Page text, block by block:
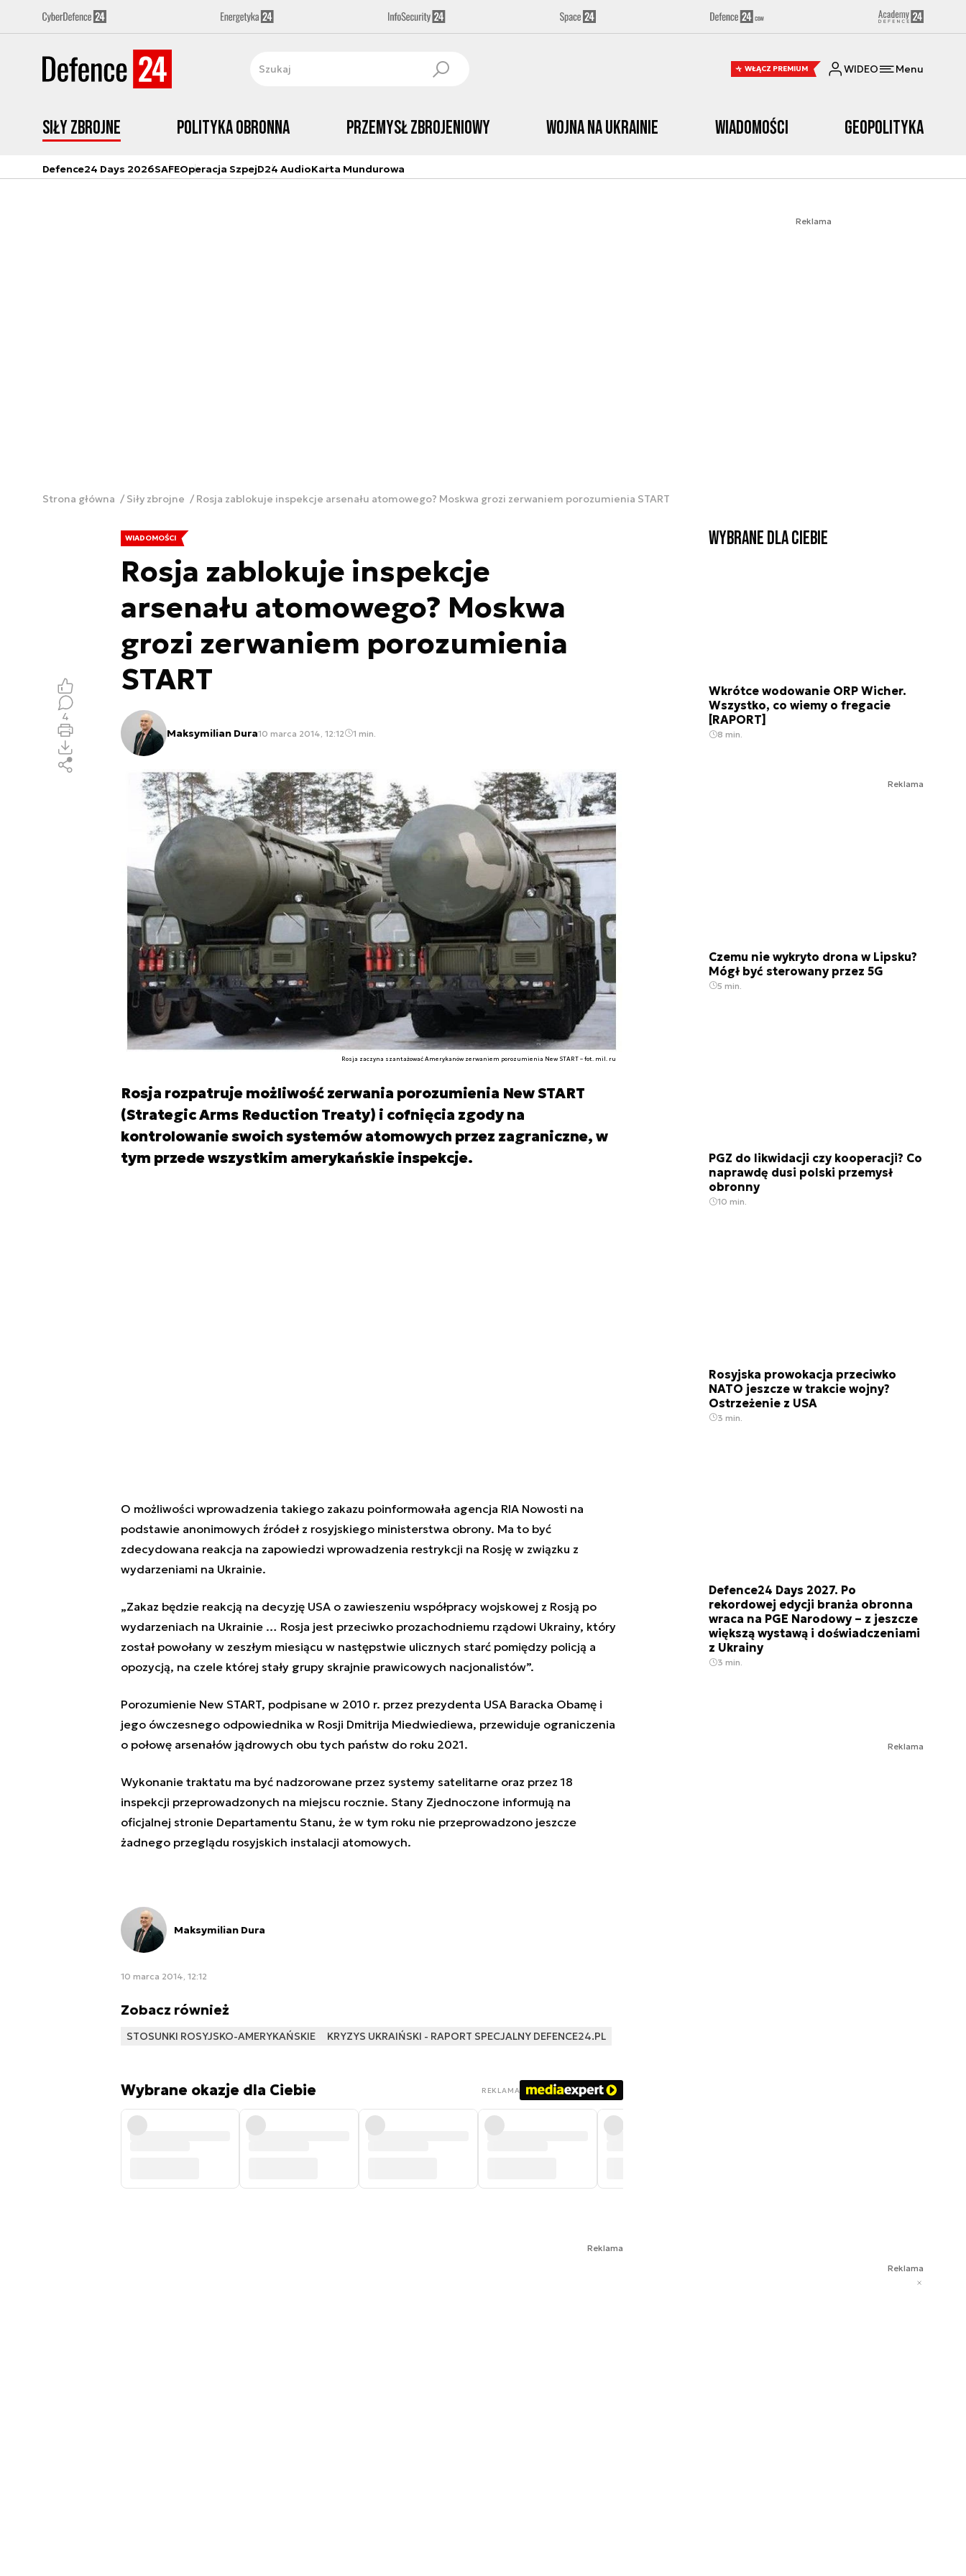
WŁĄCZ PREMIUM WIDEO Menu
Siły zbrojne Polityka obronna Przemysł Zbrojeniowy Wojna na Ukrainie Wiadomości Geopolityka
Defence24 Days 2026SAFEOperacja SzpejD24 AudioKarta Mundurowa
Reklama
Strona główna Siły zbrojne Rosja zablokuje inspekcje arsenału atomowego? Moskwa grozi zerwaniem porozumienia START
WIADOMOŚCI
Rosja zablokuje inspekcje
arsenału atomowego? Moskwa
grozi zerwaniem porozumienia
START
Maksymilian Dura10 marca 2014, 12:12 1 min.
Rosja zaczyna szantażować Amerykanów zerwaniem porozumienia New START – fot. mil. ru
Rosja rozpatruje możliwość zerwania porozumienia New START
(Strategic Arms Reduction Treaty) i cofnięcia zgody na
kontrolowanie swoich systemów atomowych przez zagraniczne, w
tym przede wszystkim amerykańskie inspekcje.
4
O możliwości wprowadzenia takiego zakazu poinformowała agencja RIA Nowosti na
podstawie anonimowych źródeł z rosyjskiego ministerstwa obrony. Ma to być
zdecydowana reakcja na zapowiedzi wprowadzenia restrykcji na Rosję w związku z
wydarzeniami na Ukrainie.
„Zakaz będzie reakcją na decyzję USA o zawieszeniu współpracy wojskowej z Rosją po
wydarzeniach na Ukrainie … Rosja jest przeciwko prozachodniemu rządowi Ukrainy, który
został powołany w zeszłym miesiącu w następstwie ulicznych starć pomiędzy policją a
opozycją, na czele której stały grupy skrajnie prawicowych nacjonalistów”.
Porozumienie New START, podpisane w 2010 r. przez prezydenta USA Baracka Obamę i
jego ówczesnego odpowiednika w Rosji Dmitrija Miedwiediewa, przewiduje ograniczenia
o połowę arsenałów jądrowych obu tych państw do roku 2021.
Wykonanie traktatu ma być nadzorowane przez systemy satelitarne oraz przez 18
inspekcji przeprowadzonych na miejscu rocznie. Stany Zjednoczone informują na
oficjalnej stronie Departamentu Stanu, że w tym roku nie przeprowadzono jeszcze
żadnego przeglądu rosyjskich instalacji atomowych.
Maksymilian Dura
10 marca 2014, 12:12
Zobacz również
STOSUNKI ROSYJSKO-AMERYKAŃSKIE KRYZYS UKRAIŃSKI - RAPORT SPECJALNY DEFENCE24.PL
Wybrane okazje dla Ciebie REKLAMA
Reklama
Wybrane dla Ciebie
Wkrótce wodowanie ORP Wicher.
Wszystko, co wiemy o fregacie
[RAPORT]
8 min.
Reklama
Czemu nie wykryto drona w Lipsku?
Mógł być sterowany przez 5G
5 min.
PGZ do likwidacji czy kooperacji? Co
naprawdę dusi polski przemysł
obronny
10 min.
Rosyjska prowokacja przeciwko
NATO jeszcze w trakcie wojny?
Ostrzeżenie z USA
3 min.
Defence24 Days 2027. Po
rekordowej edycji branża obronna
wraca na PGE Narodowy – z jeszcze
większą wystawą i doświadczeniami
z Ukrainy
3 min.
Reklama
Reklama